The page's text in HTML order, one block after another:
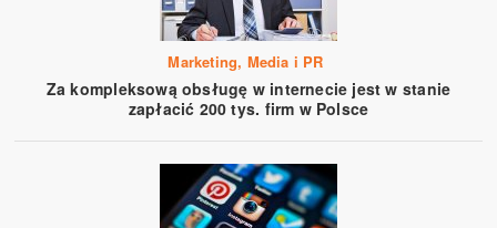
Marketing, Media i PR
Za kompleksową obsługę w internecie jest w stanie
zapłacić 200 tys. firm w Polsce